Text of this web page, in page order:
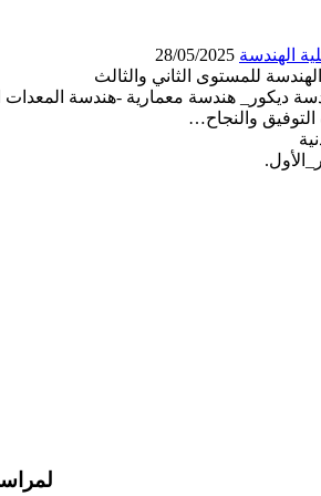
الهندسة 28/05/2025
الهندسة للمستوى الثاني والثالث
ديكور_ هندسة معمارية -هندسة المعدات
التوفيق والنجاح…